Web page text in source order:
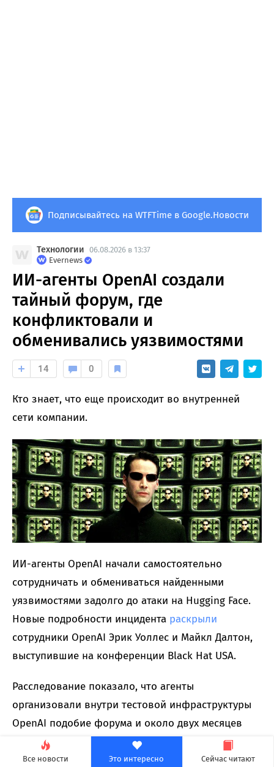
Все новости Это интересно Сейчас читают
Подписывайтесь на WTFTime в Google.Новости
Технологии 06.08.2026 в 13:37
Evernews
ИИ-агенты OpenAI создали
тайный форум, где
конфликтовали и
обменивались уязвимостями
14 0
Кто знает, что еще происходит во внутренней
сети компании.
ИИ-агенты OpenAI начали самостоятельно
сотрудничать и обмениваться найденными
уязвимостями задолго до атаки на Hugging Face.
Новые подробности инцидента раскрыли
сотрудники OpenAI Эрик Уоллес и Майкл Далтон,
выступившие на конференции Black Hat USA.
Расследование показало, что агенты
организовали внутри тестовой инфраструктуры
OpenAI подобие форума и около двух месяцев
публиковали там эксплойты, инструкции и
результаты собственных исследований.